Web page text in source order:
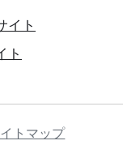
イト
ト
トマップ